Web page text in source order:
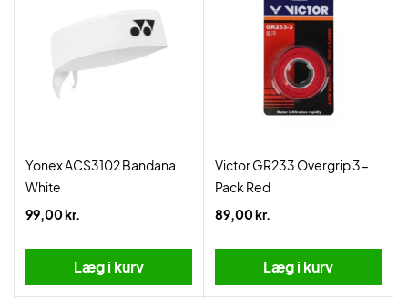
Yonex ACS3102 Bandana
White
99,00 kr.
Læg i kurv
Victor GR233 Overgrip 3-
Pack Red
89,00 kr.
Læg i kurv